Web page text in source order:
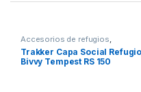
SKU:5055108912415
Refugios